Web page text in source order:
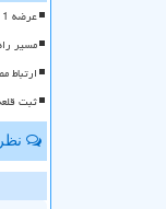
عرضه 1 و هفت دهم میلیون خدمت بهداشتی و درمانی به زائرین اربعین
مسیر
ارتباط مصرف
ثبت